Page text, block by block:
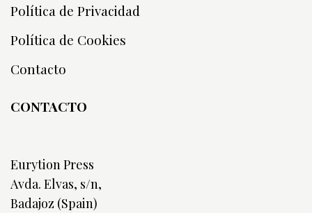
Política de Privacidad
Política de Cookies
Contacto
CONTACTO
Eurytion Press
Avda. Elvas, s/n,
Badajoz (Spain)